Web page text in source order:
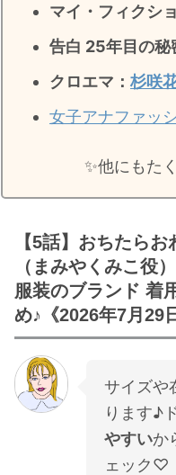
マイ・フィクシ
告白 25年目の秘
クロエマ： 杉咲
女子アナファッ
✨️他にもた
【5話】おちたら
（まみやくみこ役
服装のブランド 着
め♪《2026年7月29
サイズや
ります♪
やすいか
ェック♡